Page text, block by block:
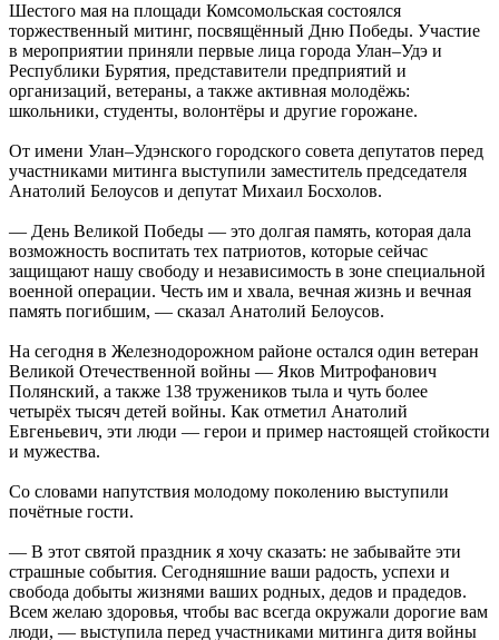
Шестого мая на площади Комсомольская состоялся
торжественный митинг, посвящённый Дню Победы. Участие
в мероприятии приняли первые лица города Улан–Удэ и
Республики Бурятия, представители предприятий и
организаций, ветераны, а также активная молодёжь:
школьники, студенты, волонтёры и другие горожане.
От имени Улан–Удэнского городского совета депутатов перед
участниками митинга выступили заместитель председателя
Анатолий Белоусов и депутат Михаил Босхолов.
— День Великой Победы — это долгая память, которая дала
возможность воспитать тех патриотов, которые сейчас
защищают нашу свободу и независимость в зоне специальной
военной операции. Честь им и хвала, вечная жизнь и вечная
память погибшим, — сказал Анатолий Белоусов.
На сегодня в Железнодорожном районе остался один ветеран
Великой Отечественной войны — Яков Митрофанович
Полянский, а также 138 тружеников тыла и чуть более
четырёх тысяч детей войны. Как отметил Анатолий
Евгеньевич, эти люди — герои и пример настоящей стойкости
и мужества.
Со словами напутствия молодому поколению выступили
почётные гости.
— В этот святой праздник я хочу сказать: не забывайте эти
страшные события. Сегодняшние ваши радость, успехи и
свобода добыты жизнями ваших родных, дедов и прадедов.
Всем желаю здоровья, чтобы вас всегда окружали дорогие вам
люди, — выступила перед участниками митинга дитя войны